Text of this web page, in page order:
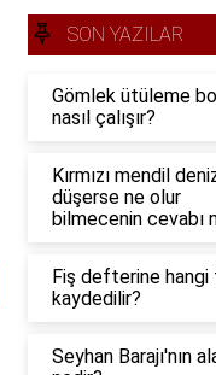
SON YAZILAR
Gömlek ütüleme
nasıl çalışır?
Kırmızı mendil
düşerse ne olur
bilmecenin cevabı
Fiş defterine hangi
kaydedilir?
Seyhan Barajı'nın